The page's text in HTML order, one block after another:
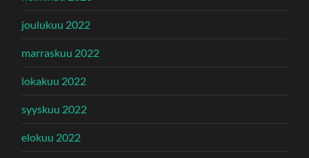
joulukuu 2022
marraskuu 2022
lokakuu 2022
syyskuu 2022
elokuu 2022